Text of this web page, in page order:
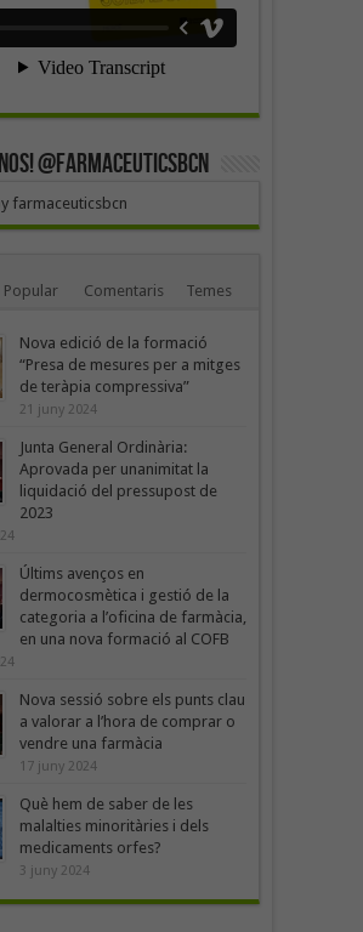
NOS! @farmaceuticsbcn
farmaceuticsbcn
Popular Comentaris Temes
Nova edició de la formació
“Presa de mesures per a mitges
de teràpia compressiva”
21 juny 2024
Junta General Ordinària:
Aprovada per unanimitat la
liquidació del pressupost de
2023
Últims avenços en
dermocosmètica i gestió de la
categoria a l’oficina de farmàcia,
en una nova formació al COFB
Nova sessió sobre els punts clau
a valorar a l’hora de comprar o
vendre una farmàcia
17 juny 2024
Què hem de saber de les
malalties minoritàries i dels
medicaments orfes?
3 juny 2024